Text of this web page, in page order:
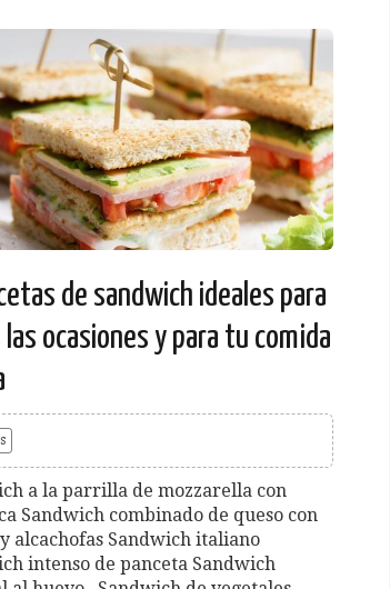
de sandwich ideales para
ocasiones y para tu comida
a la parrilla de mozzarella con
Sandwich combinado de queso con
alcachofas Sandwich italiano
intenso de panceta Sandwich